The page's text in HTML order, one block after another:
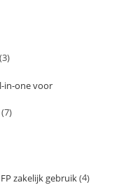
3
in-one voor
7
zakelijk gebruik 4